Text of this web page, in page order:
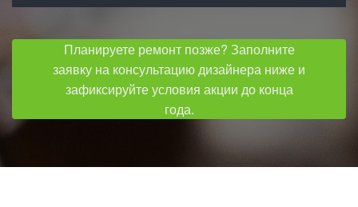
Планируете ремонт позже? Заполните
заявку на консультацию дизайнера ниже и
зафиксируйте условия акции до конца
года.